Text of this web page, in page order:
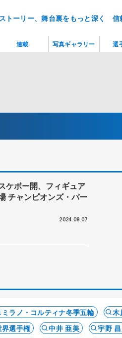
トーリー、舞台裏をもっと深く 信
ケボー開、フィギュア
チャンピオンズ・パー
2024.08.07
ミラノ・コルティナ冬季五輪 木
界選手権 中井 亜美 宇野
連載 写真ギャラリー 選